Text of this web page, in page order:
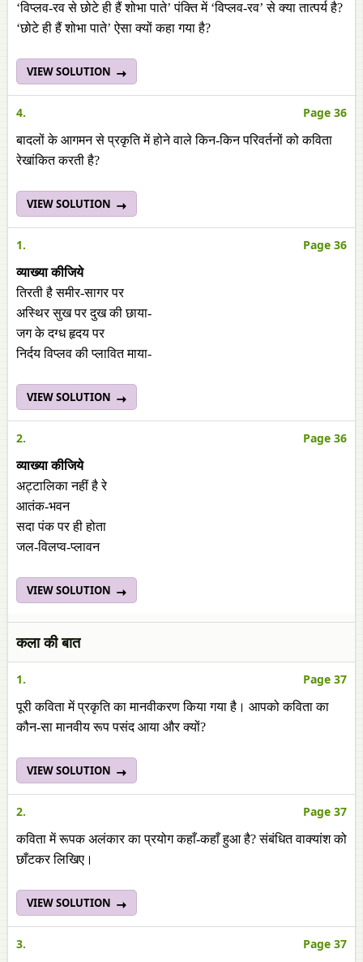
‘विप्लव-रव से छोटे ही हैं शोभा पाते’ पंक्ति में ‘विप्लव-रव’ से क्या तात्पर्य है?
‘छोटे ही हैं शोभा पाते’ ऐसा क्यों कहा गया है?
VIEW SOLUTION
4. Page 36
बादलों के आगमन से प्रकृति में होने वाले किन-किन परिवर्तनों को कविता
रेखांकित करती है?
VIEW SOLUTION
1. Page 36
व्याख्या कीजिये
तिरती है समीर-सागर पर
अस्थिर सुख पर दुख की छाया-
जग के दग्ध हृदय पर
निर्दय विप्लव की प्लावित माया-
VIEW SOLUTION
2. Page 36
व्याख्या कीजिये
अट्टालिका नहीं है रे
आतंक-भवन
सदा पंक पर ही होता
जल-विलप्व-प्लावन
VIEW SOLUTION
कला की बात
1. Page 37
पूरी कविता में प्रकृति का मानवीकरण किया गया है। आपको कविता का
कौन-सा मानवीय रूप पसंद आया और क्यों?
VIEW SOLUTION
2. Page 37
कविता में रूपक अलंकार का प्रयोग कहाँ-कहाँ हुआ है? संबंधित वाक्यांश को
छाँटकर लिखिए।
VIEW SOLUTION
3. Page 37